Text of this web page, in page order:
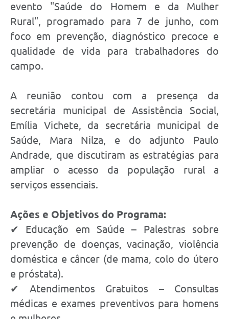
evento "Saúde do Homem e da Mulher
Rural", programado para 7 de junho, com
foco em prevenção, diagnóstico precoce e
qualidade de vida para trabalhadores do
campo.
A reunião contou com a presença da
secretária municipal de Assistência Social,
Emília Vichete, da secretária municipal de
Saúde, Mara Nilza, e do adjunto Paulo
Andrade, que discutiram as estratégias para
ampliar o acesso da população rural a
serviços essenciais.
Ações e Objetivos do Programa:
✔ Educação em Saúde – Palestras sobre
prevenção de doenças, vacinação, violência
doméstica e câncer (de mama, colo do útero
e próstata).
✔ Atendimentos Gratuitos – Consultas
médicas e exames preventivos para homens